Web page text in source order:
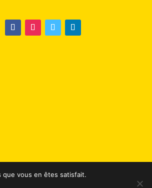
que vous en êtes satisfait.